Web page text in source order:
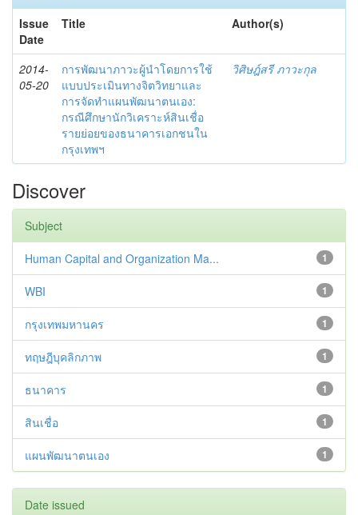
Issue
Date
Title Author(s)
2014-
05-20
การพัฒนาภาวะผู้นำโดยการใช้
แบบประเมินทางจิตวิทยาและ
การจัดทำแผนพัฒนาตนเอง:
กรณีศึกษานักวิเคราะห์สินเชื่อ
รายย่อยของธนาคารเอกชนใน
กรุงเทพฯ
วิศิษฎ์สรี ภาวะกุล
Discover
Subject
1
Human Capital and Organization Ma...
1
WBI
1
กรุงเทพมหานคร
1
ทฤษฎีบุคลิกภาพ
1
ธนาคาร
1
สินเชื่อ
1
แผนพัฒนาตนเอง
Date issued